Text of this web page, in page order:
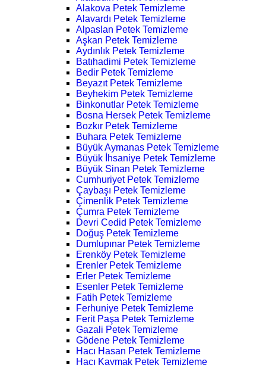
Alakova Petek Temizleme
Alavardı Petek Temizleme
Alpaslan Petek Temizleme
Aşkan Petek Temizleme
Aydınlık Petek Temizleme
Batıhadimi Petek Temizleme
Bedir Petek Temizleme
Beyazıt Petek Temizleme
Beyhekim Petek Temizleme
Binkonutlar Petek Temizleme
Bosna Hersek Petek Temizleme
Bozkır Petek Temizleme
Buhara Petek Temizleme
Büyük Aymanas Petek Temizleme
Büyük İhsaniye Petek Temizleme
Büyük Sinan Petek Temizleme
Cumhuriyet Petek Temizleme
Çaybaşı Petek Temizleme
Çimenlik Petek Temizleme
Çumra Petek Temizleme
Devri Cedid Petek Temizleme
Doğuş Petek Temizleme
Dumlupınar Petek Temizleme
Erenköy Petek Temizleme
Erenler Petek Temizleme
Erler Petek Temizleme
Esenler Petek Temizleme
Fatih Petek Temizleme
Ferhuniye Petek Temizleme
Ferit Paşa Petek Temizleme
Gazali Petek Temizleme
Gödene Petek Temizleme
Hacı Hasan Petek Temizleme
Hacı Kaymak Petek Temizleme